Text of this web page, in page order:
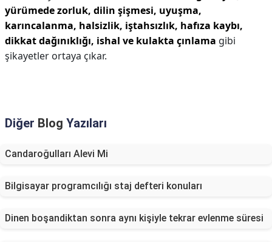
yürümede zorluk, dilin şişmesi, uyuşma,
karıncalanma, halsizlik, iştahsızlık, hafıza kaybı,
dikkat dağınıklığı, ishal ve kulakta çınlama gibi
şikayetler ortaya çıkar.
Diğer Blog Yazıları
Candaroğulları Alevi Mi
Bilgisayar programcılığı staj defteri konuları
Dinen boşandiktan sonra aynı kişiyle tekrar evlenme süresi